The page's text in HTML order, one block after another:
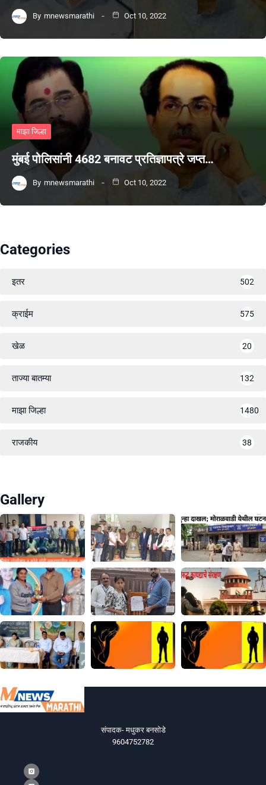
By mnewsmarathi Oct 10, 2022
माझा जिल्हा
मुंबई पोलिसांनी 4682 बनावट प्रतिज्ञापत्रे जप्त…
By mnewsmarathi Oct 10, 2022
Categories
इतर 502
क्राईम 575
खेळ 20
ताज्या बातम्या 132
माझा जिल्हा 1480
राजकीय 38
Gallery
संपादक- मधुकर बनसोडे
9604752782